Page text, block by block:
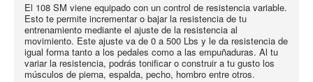
El 108 SM viene equipado con un control de resistencia variable.
Esto te permite incrementar o bajar la resistencia de tu
entrenamiento mediante el ajuste de la resistencia al
movimiento. Este ajuste va de 0 a 500 Lbs y le da resistencia de
igual forma tanto a los pedales como a las empuñaduras. Al tu
variar la resistencia, podrás tonificar o construir a tu gusto los
músculos de pierna, espalda, pecho, hombro entre otros.